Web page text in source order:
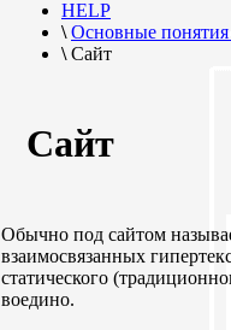
HELP
\Основные
\Сайт
Сайт
Обычно под сайтом
взаимосвязанных
статического
воедино.